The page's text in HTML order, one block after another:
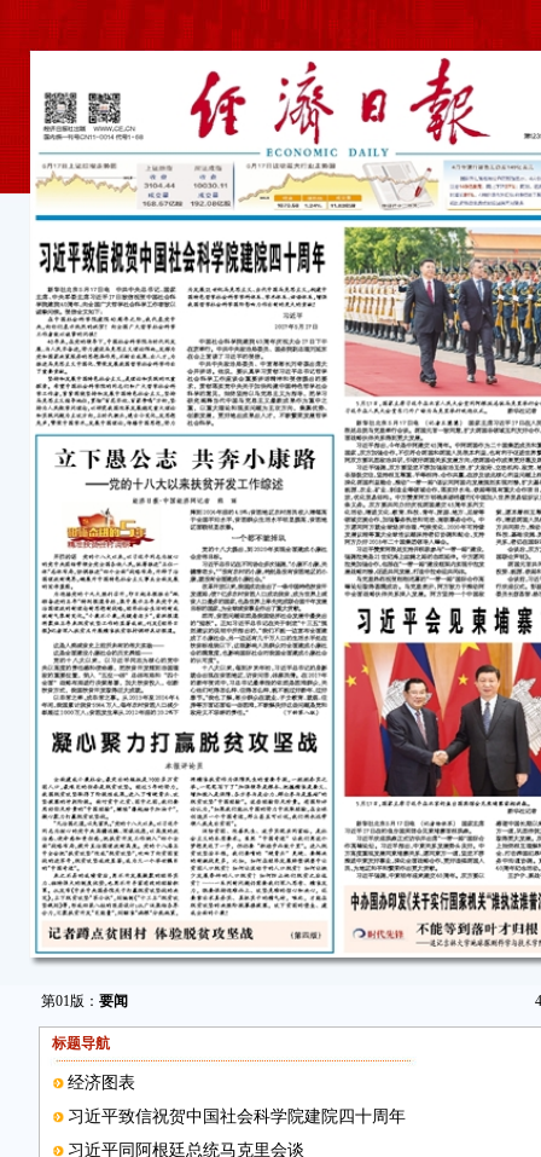
第01版： 要闻 4
标题导航
经济图表
习近平致信祝贺中国社会科学院建院四十周年
习近平同阿根廷总统马克里会谈